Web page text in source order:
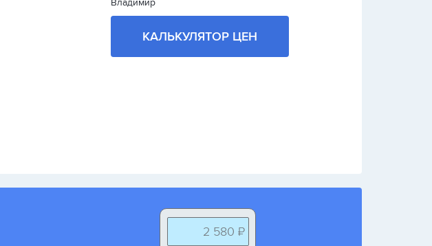
Владимир
КАЛЬКУЛЯТОР ЦЕН
2 580 ₽